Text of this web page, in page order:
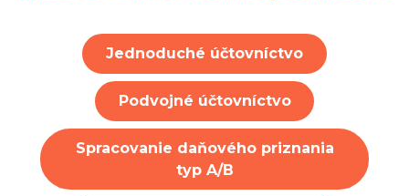
Jednoduché účtovníctvo
Podvojné účtovníctvo
Spracovanie daňového priznania
typ A/B